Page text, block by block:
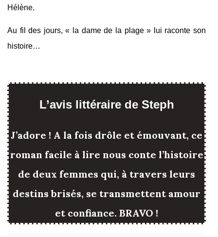
Hélène.
Au fil des jours, « la dame de la plage » lui raconte son
histoire…
L’avis littéraire de Steph
J’adore ! A la fois drôle et émouvant, ce
roman facile à lire nous conte l’histoire
de deux femmes qui, à travers leurs
destins brisés, se transmettent amour
et confiance. BRAVO !